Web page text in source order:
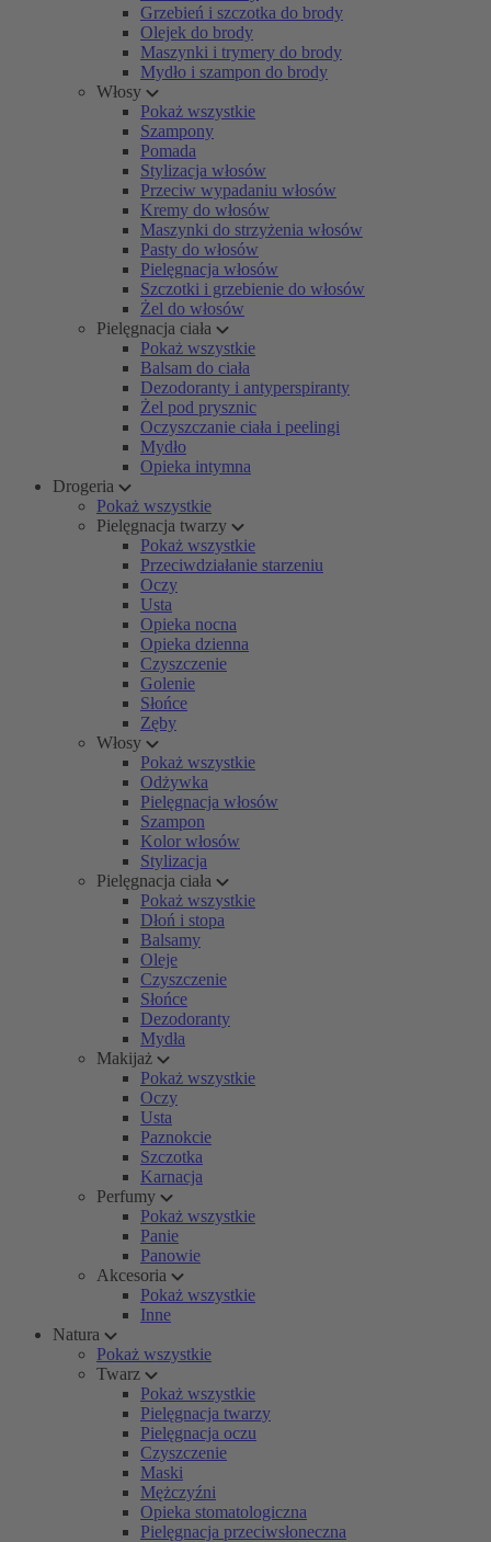
Grzebień i szczotka do brody
Olejek do brody
Maszynki i trymery do brody
Mydło i szampon do brody
Włosy
Pokaż wszystkie
Szampony
Pomada
Stylizacja włosów
Przeciw wypadaniu włosów
Kremy do włosów
Maszynki do strzyżenia włosów
Pasty do włosów
Pielęgnacja włosów
Szczotki i grzebienie do włosów
Żel do włosów
Pielęgnacja ciała
Pokaż wszystkie
Balsam do ciała
Dezodoranty i antyperspiranty
Żel pod prysznic
Oczyszczanie ciała i peelingi
Mydło
Opieka intymna
Drogeria
Pokaż wszystkie
Pielęgnacja twarzy
Pokaż wszystkie
Przeciwdziałanie starzeniu
Oczy
Usta
Opieka nocna
Opieka dzienna
Czyszczenie
Golenie
Słońce
Zęby
Włosy
Pokaż wszystkie
Odżywka
Pielęgnacja włosów
Szampon
Kolor włosów
Stylizacja
Pielęgnacja ciała
Pokaż wszystkie
Dłoń i stopa
Balsamy
Oleje
Czyszczenie
Słońce
Dezodoranty
Mydła
Makijaż
Pokaż wszystkie
Oczy
Usta
Paznokcie
Szczotka
Karnacja
Perfumy
Pokaż wszystkie
Panie
Panowie
Akcesoria
Pokaż wszystkie
Inne
Natura
Pokaż wszystkie
Twarz
Pokaż wszystkie
Pielęgnacja twarzy
Pielęgnacja oczu
Czyszczenie
Maski
Mężczyźni
Opieka stomatologiczna
Pielęgnacja przeciwsłoneczna